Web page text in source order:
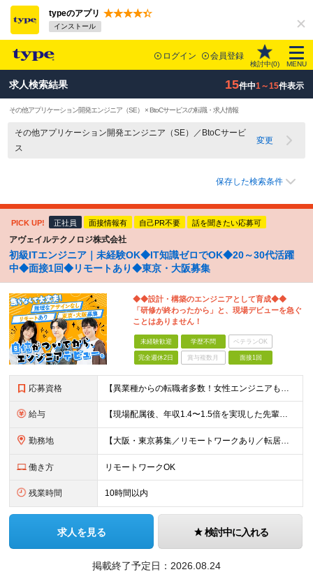
typeのアプリ
インストール
ログイン 会員登録
検討中(0) MENU
求人検索結果 15件中1～15件表示
その他アプリケーション開発エンジニア（SE） × BtoCサービスの転職・求人情報
その他アプリケーション開発エンジニア（SE）／BtoCサービ
ス
変更
保存した検索条件
PICK UP! 正社員 面接情報有 自己PR不要 話を聞きたい応募可
アヴェイルテクノロジ株式会社
初級ITエンジニア｜未経験OK◆IT知識ゼロでOK◆20～30代活躍
中◆面接1回◆リモートあり◆東京・大阪募集
◆◆設計・構築のエンジニアとして育成◆◆
「研修が終わったから」と、現場デビューを急ぐ
ことはありません！
未経験歓迎 学歴不問 ベテランOK
完全週休2日 賞与複数月 面接1回
応募資格 【異業種からの転職者多数！女性エンジニアも活躍中】 ◆学歴不問 ◆未経験OK ≪こんな方を歓迎しています≫ ◎未経験から成長できる環境で活躍したい方 ◎大学やスクールでIT系のスキルを学んだことのあ
給与 【現場配属後、年収1.4〜1.5倍を実現した先輩も！残業代全額支給】 ◆給与は経験やスキルに応じて決定します ◆年俸制250万円～350万円（1/12を月々支給） ≪年収UPの例≫ ◎飲食業からのキ
勤務地 【大阪・東京募集／リモートワークあり／転居を伴う転勤なし】 東京本社、大阪事務所、または東京23区内・関西（大阪・兵庫）の各クライアント先勤務 ◆入社後、約1年間はクライアント先ではなく 自社内（東
働き方 リモートワークOK
残業時間 10時間以内
求人を見る 検討中に入れる
掲載終了予定日： 2026.08.24